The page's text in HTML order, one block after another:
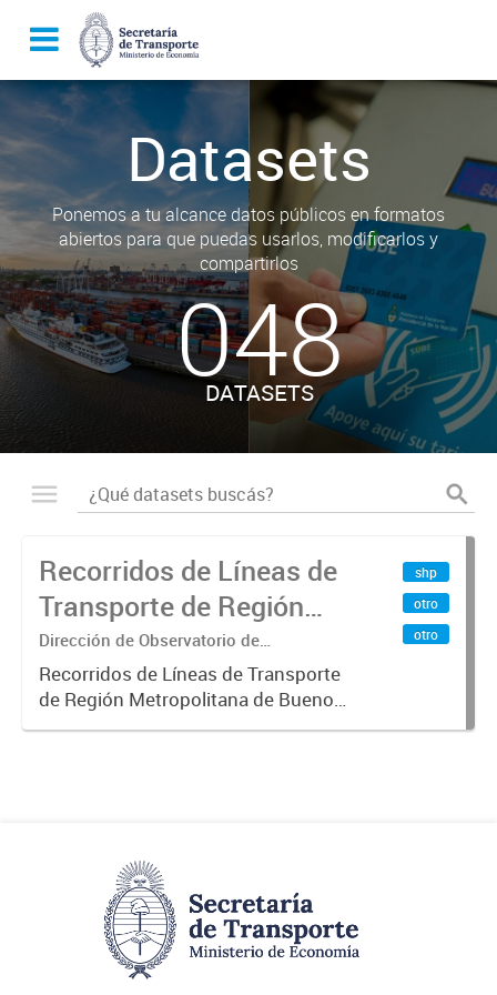
Datasets
Ponemos a tu alcance datos públicos en formatos
abiertos para que puedas usarlos, modificarlos y
compartirlos
048
DATASETS
Recorridos de Líneas de
Transporte de Región
Metropolitana de
Buenos Aires (RMBA)
Dirección de Observatorio de
Transporte, Estudio y Sistemas
Recorridos de Líneas de Transporte
de Región Metropolitana de Buenos
Aires (RMBA).-
shp
otro
otro